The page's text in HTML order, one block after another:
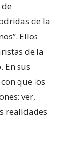
de la
Ellos
de la
En sus
que los
ver,
realidades